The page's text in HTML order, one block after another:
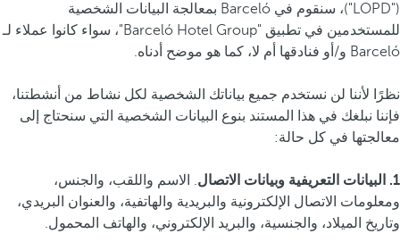
("LOPD")، سنقوم في Barceló بمعالجة البيانات الشخصية
للمستخدمين في تطبيق "Barceló Hotel Group"، سواء كانوا عملاء لـ
Barceló و/أو فنادقها أم لا، كما هو موضح أدناه.
نظرًا لأننا لن نستخدم جميع بياناتك الشخصية لكل نشاط من أنشطتنا،
فإننا نبلغك في هذا المستند بنوع البيانات الشخصية التي سنحتاج إلى
معالجتها في كل حالة:
1. البيانات التعريفية وبيانات الاتصال
. الاسم واللقب، والجنس،
ومعلومات الاتصال الإلكترونية والبريدية والهاتفية، والعنوان البريدي،
وتاريخ الميلاد، والجنسية، والبريد الإلكتروني، والهاتف المحمول.